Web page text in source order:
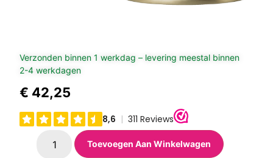
Verzonden binnen 1 werkdag – levering meestal binnen
2-4 werkdagen
€ 42,25
Toevoegen Aan Winkelwagen